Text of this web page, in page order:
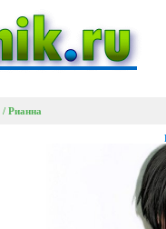
/ Рианна